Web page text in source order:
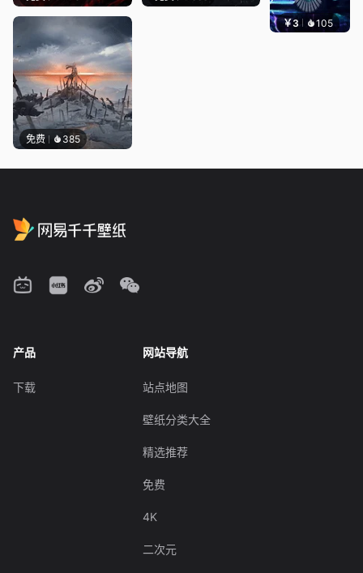
免费 385
￥3 105 好看
产品
下载
网站导航
站点地图
壁纸分类大全
精选推荐
免费
4K
二次元